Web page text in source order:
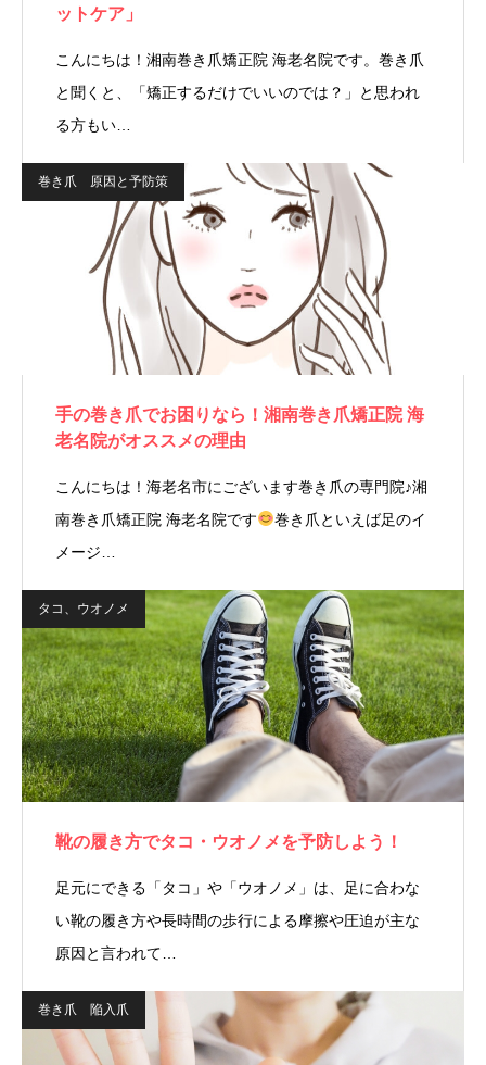
ットケア」
こんにちは！湘南巻き爪矯正院 海老名院です。巻き爪
と聞くと、「矯正するだけでいいのでは？」と思われ
る方もい…
巻き爪 原因と予防策
手の巻き爪でお困りなら！湘南巻き爪矯正院 海
老名院がオススメの理由
こんにちは！海老名市にございます巻き爪の専門院♪湘
南巻き爪矯正院 海老名院です
巻き爪といえば足のイ
メージ…
タコ、ウオノメ
靴の履き方でタコ・ウオノメを予防しよう！
足元にできる「タコ」や「ウオノメ」は、足に合わな
い靴の履き方や長時間の歩行による摩擦や圧迫が主な
原因と言われて…
巻き爪 陥入爪